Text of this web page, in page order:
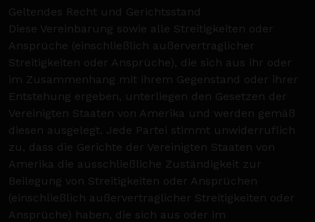
Geltendes Recht und Gerichtsstand
Diese Vereinbarung sowie alle Streitigkeiten oder
Ansprüche (einschließlich außervertraglicher
Streitigkeiten oder Ansprüche), die sich aus ihr oder
im Zusammenhang mit ihrem Gegenstand oder ihrer
Entstehung ergeben, unterliegen den Gesetzen der
Vereinigten Staaten von Amerika und werden gemäß
diesen ausgelegt. Jede Partei stimmt unwiderruflich
zu, dass die Gerichte der Vereinigten Staaten von
Amerika die ausschließliche Zuständigkeit zur
Beilegung von Streitigkeiten oder Ansprüchen
(einschließlich außervertraglicher Streitigkeiten oder
Ansprüche) haben, die sich aus oder im